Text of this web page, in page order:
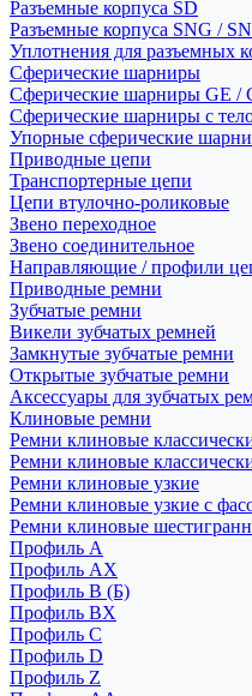
Разъемные корпуса SD
Разъемные корпуса SNG /
Уплотнения для разъемных
Сферические шарниры
Сферические шарниры GE /
Сферические шарниры с
Упорные сферические
Приводные цепи
Транспортерные цепи
Цепи втулочно-роликовые
Звено переходное
Звено соединительное
Направляющие / профили
Приводные ремни
Зубчатые ремни
Викели зубчатых ремней
Замкнутые зубчатые ремни
Открытые зубчатые ремни
Аксессуары для зубчатых
Клиновые ремни
Ремни клиновые
Ремни клиновые
Ремни клиновые узкие
Ремни клиновые узкие с
Ремни клиновые
Профиль A
Профиль AX
Профиль B (Б)
Профиль BX
Профиль C
Профиль D
Профиль Z